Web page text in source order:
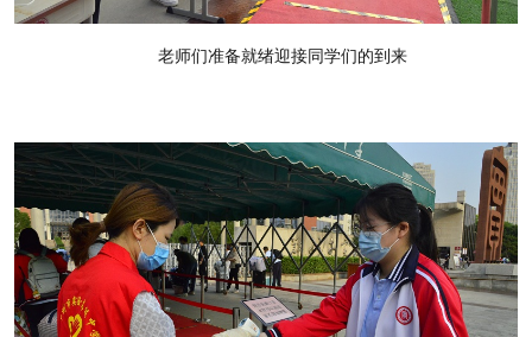
老师们准备就绪迎接同学们的到来